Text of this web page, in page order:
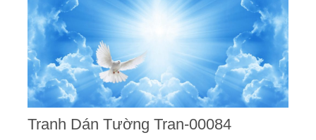
Tranh Dán Tường Tran-00084